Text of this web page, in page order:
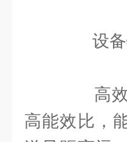
设备
高效
高能效比，